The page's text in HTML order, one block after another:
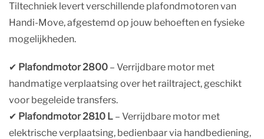
Tiltechniek levert verschillende plafondmotoren van
Handi-Move, afgestemd op jouw behoeften en fysieke
mogelijkheden.
✔︎ Plafondmotor 2800 – Verrijdbare motor met
handmatige verplaatsing over het railtraject, geschikt
voor begeleide transfers.
✔︎ Plafondmotor 2810 L – Verrijdbare motor met
elektrische verplaatsing, bedienbaar via handbediening,